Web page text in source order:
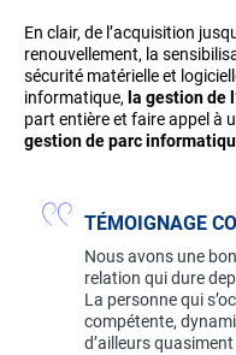
En clair, de l’acquisition
renouvellement, la
sécurité matérielle et
informatique, la gestion de
part entière et faire appel à
gestion de parc
TÉMOIGNAGE
Nous avons une
relation qui dure
La personne qui
compétente,
d’ailleurs